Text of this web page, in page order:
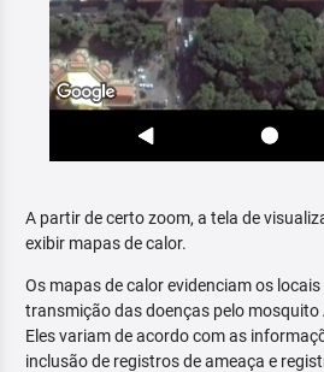
A partir de certo zoom, a tela de
exibir mapas de calor.
Os mapas de calor evidenciam os
transmição das doenças pelo mosquito
Eles variam de acordo com as
inclusão de registros de ameaça e